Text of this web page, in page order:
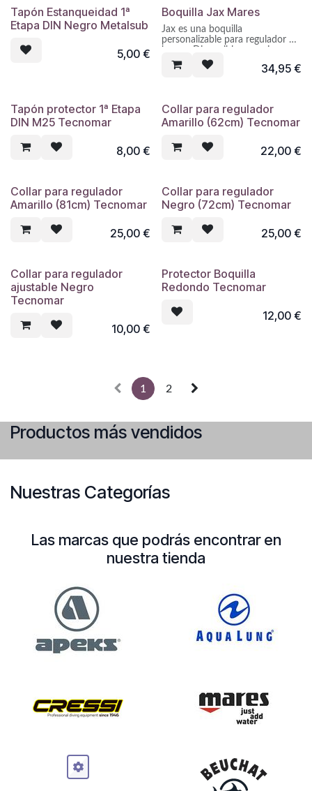
con su conexión correcta.
Compatible con todos los
reguladores DIN del mercado.
Tapón Estanqueidad 1ª
Etapa DIN Negro Metalsub
5,00€
Boquilla Jax Mares
Jax es una boquilla
personalizable para regulador de
colores. Para personalizar la
boquilla, simplemente hay que
tendrá que apretarlo entre sus
dientes. De esta forma es
posible obtener una boquilla
garantizar buceos más cómodos
y relajantes. Jax se puede aplicar
34,95€
Tapón protector 1ª Etapa
DIN M25 Tecnomar
8,00€
Collar para regulador
Amarillo (62cm) Tecnomar
22,00€
Collar para regulador
Amarillo (81cm) Tecnomar
25,00€
Collar para regulador
Negro (72cm) Tecnomar
25,00€
Collar para regulador
ajustable Negro
Tecnomar
10,00€
Protector Boquilla
Redondo Tecnomar
12,00€
1 2
Productos más vendidos
Nuestras Categorías
Las marcas que podrás encontrar en
nuestra tienda